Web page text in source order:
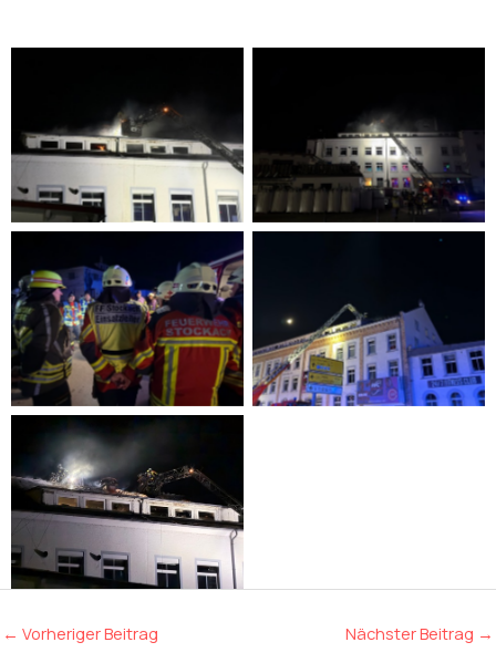
Bild: Feuerwehr Stockach Bild: Feuerwehr Stockach
Bild: Feuerwehr Stockach Bild: Feuerwehr Stockach
Bild: Feuerwehr Stockach
← Vorheriger Beitrag Nächster Beitrag →